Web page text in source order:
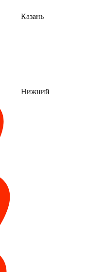
Казань
Нижний